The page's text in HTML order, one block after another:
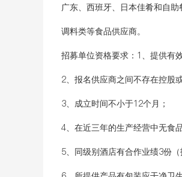
广东、西班牙、日本佳肴和自
调料类等食品供应商。
招募单位资格要求： 1、提供有
2、报名供应商之间不存在控股
3、成立时间不小于12个月；
4、在近三年的生产经营中无食
5、同级别酒店有合作业绩3份